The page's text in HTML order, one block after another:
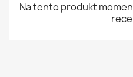
Na tento produkt